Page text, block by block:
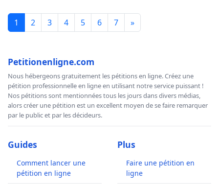
1 2 3 4 5 6 7 »
Petitionenligne.com
Nous hébergeons gratuitement les pétitions en ligne. Créez une
pétition professionnelle en ligne en utilisant notre service puissant !
Nos pétitions sont mentionnées tous les jours dans divers médias,
alors créer une pétition est un excellent moyen de se faire remarquer
par le public et par les décideurs.
Guides
Comment lancer une
pétition en ligne
Plus
Faire une pétition en
ligne